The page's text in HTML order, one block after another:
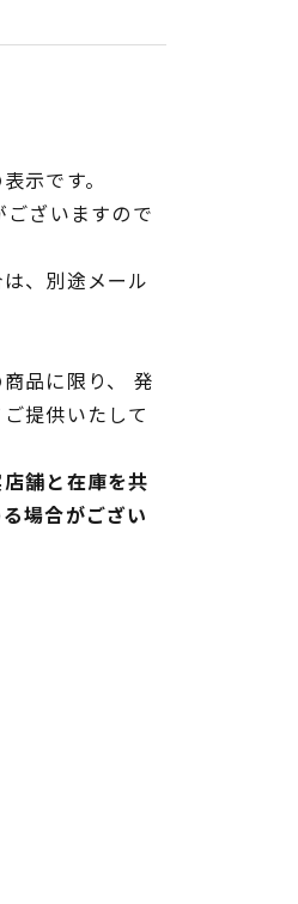
示です。
ざいますので
、別途メール
品に限り、 発
提供いたして
舗と在庫を共
場合がござい